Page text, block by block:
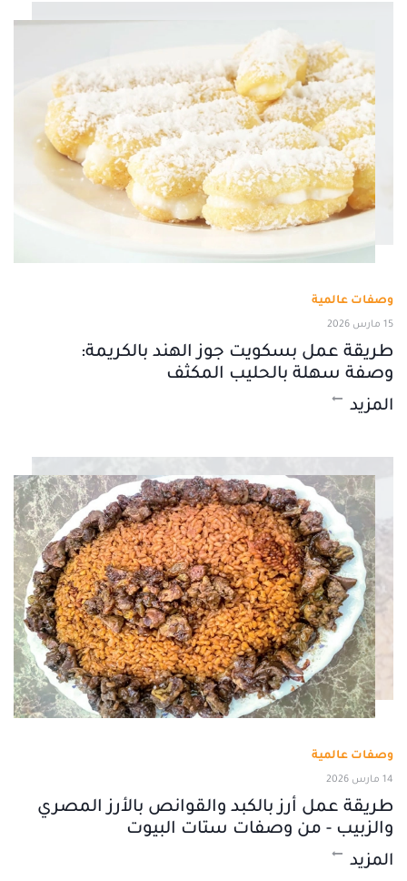
وصفات عالمية
15 مارس 2026
طريقة عمل بسكويت جوز الهند بالكريمة:
وصفة سهلة بالحليب المكثف
المزيد
وصفات عالمية
14 مارس 2026
طريقة عمل أرز بالكبد والقوانص بالأرز المصري
والزبيب - من وصفات ستات البيوت
المزيد